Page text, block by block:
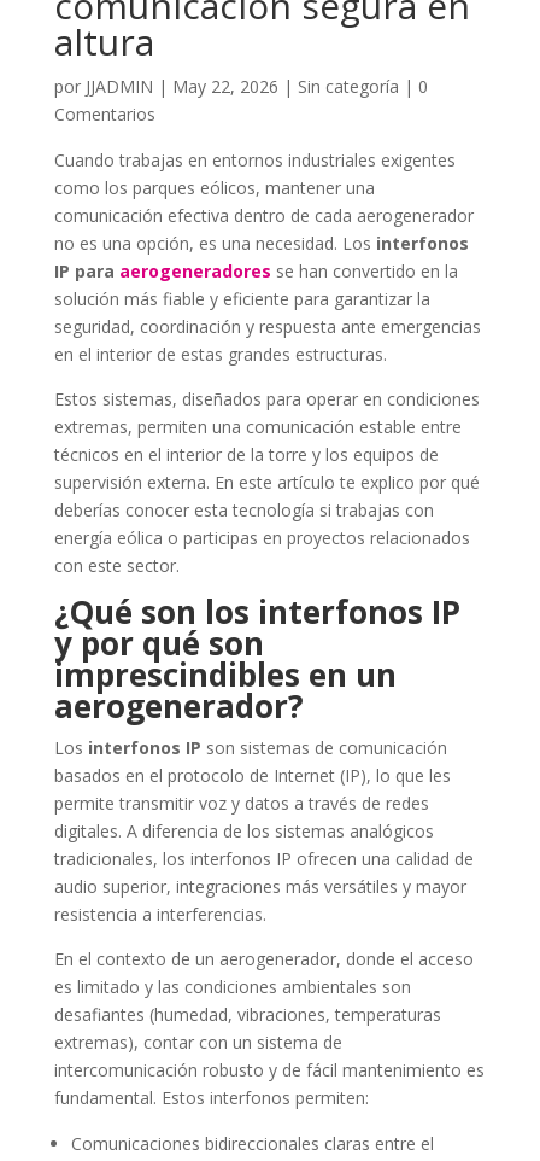
altura
por JJADMIN | May 22, 2026 | Sin categoría | 0
Comentarios
Cuando trabajas en entornos industriales exigentes
como los parques eólicos, mantener una
comunicación efectiva dentro de cada aerogenerador
no es una opción, es una necesidad. Los interfonos
IP para aerogeneradores se han convertido en la
solución más fiable y eficiente para garantizar la
seguridad, coordinación y respuesta ante emergencias
en el interior de estas grandes estructuras.
Estos sistemas, diseñados para operar en condiciones
extremas, permiten una comunicación estable entre
técnicos en el interior de la torre y los equipos de
supervisión externa. En este artículo te explico por qué
deberías conocer esta tecnología si trabajas con
energía eólica o participas en proyectos relacionados
con este sector.
¿Qué son los interfonos IP
y por qué son
imprescindibles en un
aerogenerador?
Los interfonos IP son sistemas de comunicación
basados en el protocolo de Internet (IP), lo que les
permite transmitir voz y datos a través de redes
digitales. A diferencia de los sistemas analógicos
tradicionales, los interfonos IP ofrecen una calidad de
audio superior, integraciones más versátiles y mayor
resistencia a interferencias.
En el contexto de un aerogenerador, donde el acceso
es limitado y las condiciones ambientales son
desafiantes (humedad, vibraciones, temperaturas
extremas), contar con un sistema de
intercomunicación robusto y de fácil mantenimiento es
fundamental. Estos interfonos permiten:
Comunicaciones bidireccionales claras entre el